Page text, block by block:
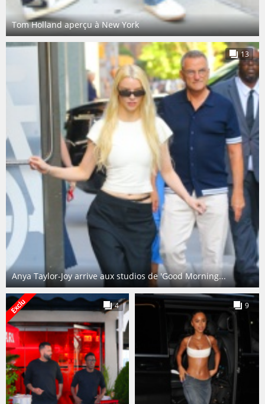
Tom Holland aperçu à New York
Anya Taylor-Joy arrive aux studios de 'Good Morning...
13
4 9